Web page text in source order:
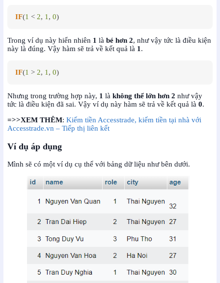
IF(1 < 2, 1, 0)
Trong ví dụ này hiển nhiên 1 là bé hơn 2, như vậy tức là điều kiện
này là đúng. Vậy hàm sẽ trả về kết quả là 1.
IF(1 > 2, 1, 0)
Nhưng trong trường hợp này, 1 là không thể lớn hơn 2 như vậy
tức là điều kiện đã sai. Vậy ví dụ này hàm sẽ trả về kết quả là 0.
=>>XEM THÊM: Kiếm tiền Accesstrade, kiếm tiền tại nhà với
Accesstrade.vn – Tiếp thị liên kết
Ví dụ áp dụng
Mình sẽ có một ví dụ cụ thể với bảng dữ liệu như bên dưới.